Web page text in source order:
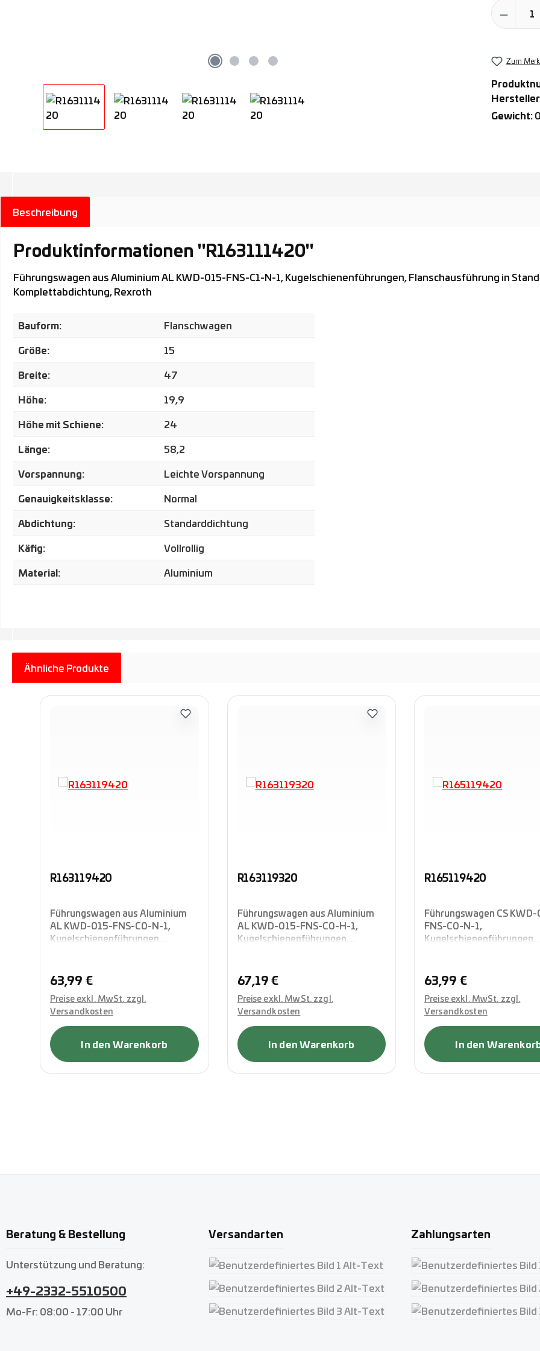
Produkt
Zum
Gewicht:
Beschreibung
Produktinformationen "R163111420"
Führungswagen aus Aluminium AL KWD-015-FNS-C1-N-1, Kugelschienenführungen, Flanschausführung in
Komplettabdichtung, Rexroth
Bauform: Flanschwagen
Größe: 15
Breite: 47
Höhe: 19,9
Höhe mit Schiene: 24
Länge: 58,2
Vorspannung: Leichte Vorspannung
Genauigkeitsklasse: Normal
Abdichtung: Standarddichtung
Käfig: Vollrollig
Material: Aluminium
Ähnliche Produkte
Produktgalerie überspringen
R163119420
Führungswagen aus Aluminium
AL KWD-015-FNS-C0-N-1,
Kugelschienenführungen,
Anordnung, mit integrierten
Komplettabdichtung, Rexroth
Regulärer Preis:
63,99 €
Preise exkl. MwSt. zzgl.
Versandkosten
In den Warenkorb
R163119320
Führungswagen aus Aluminium
AL KWD-015-FNS-C0-H-1,
Kugelschienenführungen,
Anordnung, mit integrierten
Komplettabdichtung, Rexroth
Regulärer Preis:
67,19 €
Preise exkl. MwSt. zzgl.
Versandkosten
In den Warenkorb
R165119420
Führungswagen CS
FNS-C0-N-1,
Kugelschienenführungen,
Anordnung, mit integrierten
Komplettabdichtung,
Regulärer Preis:
63,99 €
Preise exkl. MwSt. zzgl.
Versandkosten
In den
Beratung & Bestellung
Unterstützung und Beratung:
+49-2332-5510500
Mo-Fr: 08:00 - 17:00 Uhr
Versandarten
Benutzerdefiniertes Bild 1
Benutzerdefiniertes Bild 2
Zahlungsarten
Benutzerdefiniertes Bild 1
Benutzerdefiniertes Bild 2